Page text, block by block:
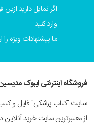
اگر تمایل دارید
وارد کنید
ما پیشنهادات ویژه
فروشگاه اینترنتی ایبوک
سایت "کتاب پزشکی" فایل و
از معتبرترین سایت خرید